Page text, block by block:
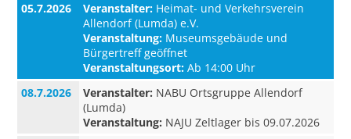
05.7.2026
Veranstalter: Heimat- und Verkehrsverein
Allendorf (Lumda) e.V.
Veranstaltung: Museumsgebäude und
Bürgertreff geöffnet
Veranstaltungsort: Ab 14:00 Uhr
08.7.2026
Veranstalter: NABU Ortsgruppe Allendorf
(Lumda)
Veranstaltung: NAJU Zeltlager bis 09.07.2026